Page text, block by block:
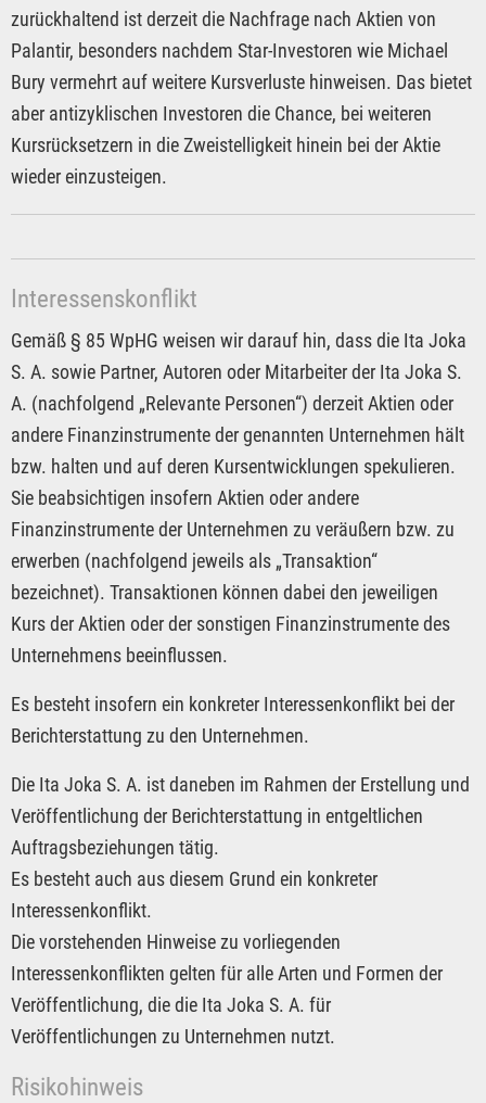
zurückhaltend ist derzeit die Nachfrage nach Aktien von
Palantir, besonders nachdem Star-Investoren wie Michael
Bury vermehrt auf weitere Kursverluste hinweisen. Das bietet
aber antizyklischen Investoren die Chance, bei weiteren
Kursrücksetzern in die Zweistelligkeit hinein bei der Aktie
wieder einzusteigen.
Interessenskonflikt
Gemäß § 85 WpHG weisen wir darauf hin, dass die Ita Joka
S. A. sowie Partner, Autoren oder Mitarbeiter der Ita Joka S.
A. (nachfolgend „Relevante Personen“) derzeit Aktien oder
andere Finanzinstrumente der genannten Unternehmen hält
bzw. halten und auf deren Kursentwicklungen spekulieren.
Sie beabsichtigen insofern Aktien oder andere
Finanzinstrumente der Unternehmen zu veräußern bzw. zu
erwerben (nachfolgend jeweils als „Transaktion“
bezeichnet). Transaktionen können dabei den jeweiligen
Kurs der Aktien oder der sonstigen Finanzinstrumente des
Unternehmens beeinflussen.
Es besteht insofern ein konkreter Interessenkonflikt bei der
Berichterstattung zu den Unternehmen.
Die Ita Joka S. A. ist daneben im Rahmen der Erstellung und
Veröffentlichung der Berichterstattung in entgeltlichen
Auftragsbeziehungen tätig.
Es besteht auch aus diesem Grund ein konkreter
Interessenkonflikt.
Die vorstehenden Hinweise zu vorliegenden
Interessenkonflikten gelten für alle Arten und Formen der
Veröffentlichung, die die Ita Joka S. A. für
Veröffentlichungen zu Unternehmen nutzt.
Risikohinweis